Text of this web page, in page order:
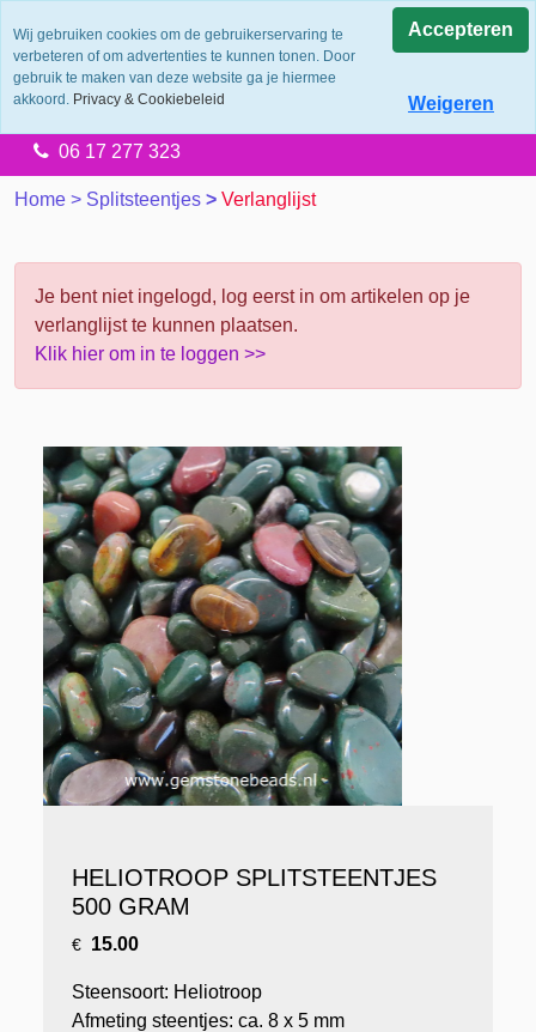
Levering 2 werkdagen
Gratis verzending vanaf €65.00
06 17 277 323
Home > Splitsteentjes > Verlanglijst
Je bent niet ingelogd, log eerst in om artikelen op je
verlanglijst te kunnen plaatsen.
Klik hier om in te loggen >>
HELIOTROOP SPLITSTEENTJES
500 GRAM
€ 15.00
Steensoort: Heliotroop
Afmeting steentjes: ca. 8 x 5 mm
Wij gebruiken cookies om de gebruikerservaring te
verbeteren of om advertenties te kunnen tonen. Door
gebruik te maken van deze website ga je hiermee
akkoord. Privacy & Cookiebeleid
Accepteren
Weigeren